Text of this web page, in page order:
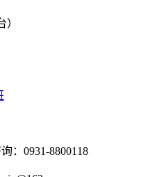
：0931-8800118